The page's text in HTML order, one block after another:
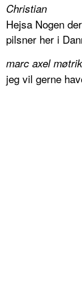
Christian
Hejsa Nogen
pilsner her i
marc axel møtrik
jeg vil gerne